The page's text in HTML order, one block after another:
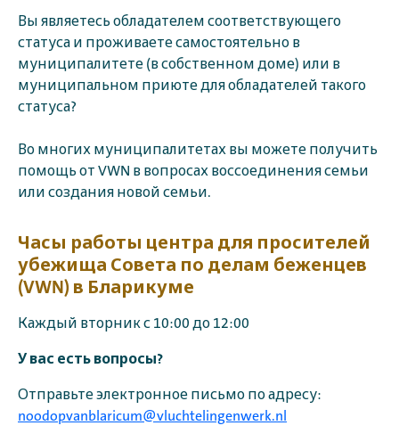
Вы являетесь обладателем соответствующего
статуса и проживаете самостоятельно в
муниципалитете (в собственном доме) или в
муниципальном приюте для обладателей такого
статуса?
Во многих муниципалитетах вы можете получить
помощь от VWN в вопросах воссоединения семьи
или создания новой семьи.
Часы работы центра для просителей
убежища Совета по делам беженцев
(VWN) в Бларикуме
Каждый вторник с 10:00 до 12:00
У вас есть вопросы?
Отправьте электронное письмо по адресу:
noodopvanblaricum@vluchtelingenwerk.nl